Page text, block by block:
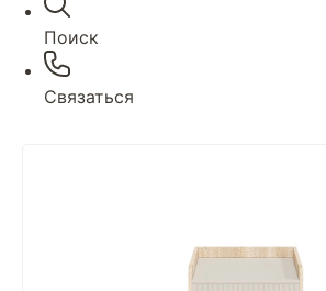
Поиск
Связаться